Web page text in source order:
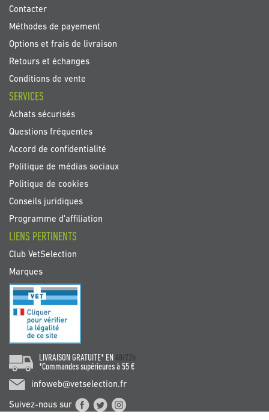
Contacter
Méthodes de payement
Options et frais de livraison
Retours et échanges
Conditions de vente
SERVICES
Achats sécurisés
Questions fréquentes
Accord de confidentialité
Politique de médias sociaux
Politique de cookies
Conseils juridiques
Programme d'affiliation
LIENS PERTINENTS
Club VetSelection
Marques
LIVRAISON GRATUITE* EN 48/72h
*Commandes supérieures à 55 €
infoweb@vetselection.fr
Suivez-nous sur